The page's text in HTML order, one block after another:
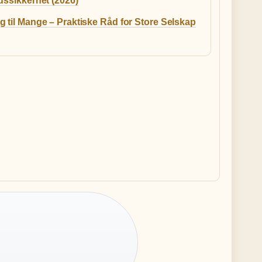
til Mange – Praktiske Råd for Store Selskap